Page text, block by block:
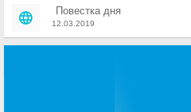
Повестка дня
12.03.2019